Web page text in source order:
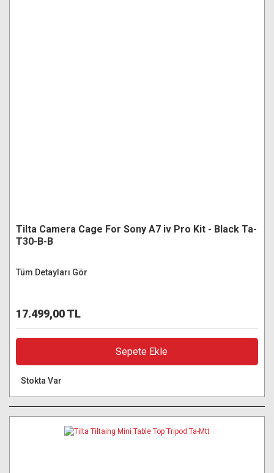
Tilta Camera Cage For Sony A7 iv Pro Kit - Black Ta-
T30-B-B
Tüm Detayları Gör
17.499,00 TL
Sepete Ekle
Stokta Var